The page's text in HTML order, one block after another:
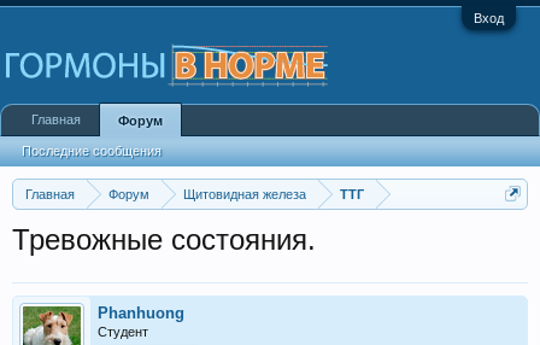
Вход
Главная Форум Щитовидная железа ТТГ
Тревожные состояния.
Phanhuong
Студент
Главная Форум
Последние сообщения